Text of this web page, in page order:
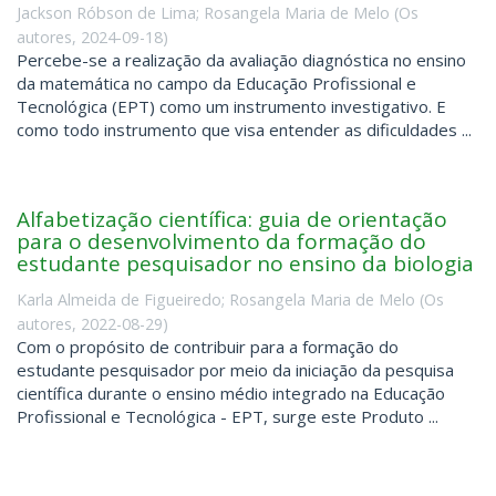
Jackson Róbson de Lima; Rosangela Maria de Melo (Os
autores, 2024-09-18)
Percebe-se a realização da avaliação diagnóstica no ensino
da matemática no campo da Educação Profissional e
Tecnológica (EPT) como um instrumento investigativo. E
como todo instrumento que visa entender as dificuldades ...
Alfabetização científica: guia de orientação
para o desenvolvimento da formação do
estudante pesquisador no ensino da biologia
Karla Almeida de Figueiredo; Rosangela Maria de Melo (Os
autores, 2022-08-29)
Com o propósito de contribuir para a formação do
estudante pesquisador por meio da iniciação da pesquisa
científica durante o ensino médio integrado na Educação
Profissional e Tecnológica - EPT, surge este Produto ...